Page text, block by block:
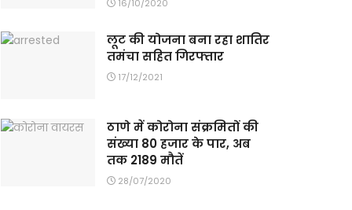
16/10/2020
लूट की योजना बना रहा शातिर
तमंचा सहित गिरफ्तार
17/12/2021
ठाणे में कोरोना संक्रमितों की
संख्या 80 हजार के पार, अब
तक 2189 मौतें
28/07/2020